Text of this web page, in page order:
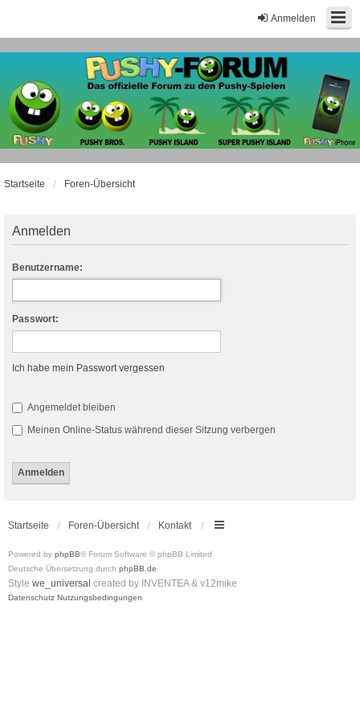
Anmelden
Startseite Foren-Übersicht
Anmelden
Benutzername:
Passwort:
Ich habe mein Passwort vergessen
Angemeldet bleiben
Meinen Online-Status während dieser Sitzung verbergen
Startseite Foren-Übersicht Kontakt
Powered by phpBB® Forum Software © phpBB Limited
Deutsche Übersetzung durch phpBB.de
Style we_universal created by INVENTEA & v12mike
Datenschutz Nutzungsbedingungen